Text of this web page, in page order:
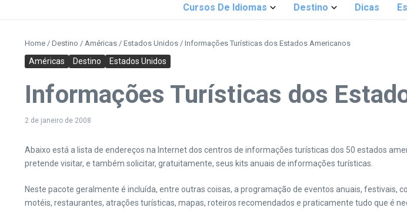
Cursos De Idiomas Destino Dicas
Home / Destino / Américas / Estados Unidos / Informações Turísticas dos Estados Americanos
Américas Destino Estados Unidos
Informações Turísticas dos
2 de janeiro de 2008
Abaixo está a lista de endereços na Internet dos centros de informações turísticas dos 50 estados
pretende visitar, e também solicitar, gratuitamente, seus kits anuais de informações turísticas.
Neste pacote geralmente é incluída, entre outras coisas, a programação de eventos anuais,
motéis, restaurantes, atrações turísticas, mapas, roteiros recomendados e praticamente tudo que é